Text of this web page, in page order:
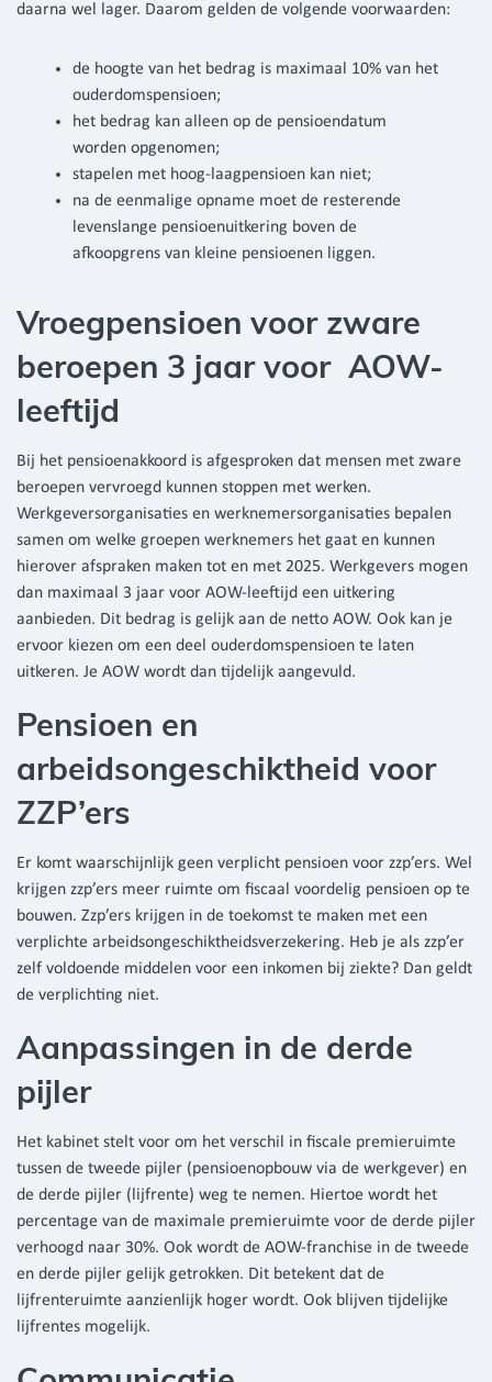
daarna wel lager. Daarom gelden de volgende voorwaarden:
de hoogte van het bedrag is maximaal 10% van het
ouderdomspensioen;
het bedrag kan alleen op de pensioendatum
worden opgenomen;
stapelen met hoog-laagpensioen kan niet;
na de eenmalige opname moet de resterende
levenslange pensioenuitkering boven de
afkoopgrens van kleine pensioenen liggen.
Vroegpensioen voor zware
beroepen 3 jaar voor AOW-
leeftijd
Bij het pensioenakkoord is afgesproken dat mensen met zware
beroepen vervroegd kunnen stoppen met werken.
Werkgeversorganisaties en werknemersorganisaties bepalen
samen om welke groepen werknemers het gaat en kunnen
hierover afspraken maken tot en met 2025. Werkgevers mogen
dan maximaal 3 jaar voor AOW-leeftijd een uitkering
aanbieden. Dit bedrag is gelijk aan de netto AOW. Ook kan je
ervoor kiezen om een deel ouderdomspensioen te laten
uitkeren. Je AOW wordt dan tijdelijk aangevuld.
Pensioen en
arbeidsongeschiktheid voor
ZZP’ers
Er komt waarschijnlijk geen verplicht pensioen voor zzp’ers. Wel
krijgen zzp’ers meer ruimte om fiscaal voordelig pensioen op te
bouwen. Zzp’ers krijgen in de toekomst te maken met een
verplichte arbeidsongeschiktheidsverzekering. Heb je als zzp’er
zelf voldoende middelen voor een inkomen bij ziekte? Dan geldt
de verplichting niet.
Aanpassingen in de derde
pijler
Het kabinet stelt voor om het verschil in fiscale premieruimte
tussen de tweede pijler (pensioenopbouw via de werkgever) en
de derde pijler (lijfrente) weg te nemen. Hiertoe wordt het
percentage van de maximale premieruimte voor de derde pijler
verhoogd naar 30%. Ook wordt de AOW-franchise in de tweede
en derde pijler gelijk getrokken. Dit betekent dat de
lijfrenteruimte aanzienlijk hoger wordt. Ook blijven tijdelijke
lijfrentes mogelijk.